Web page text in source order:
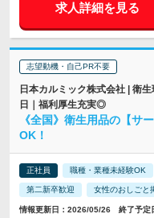
求人詳細を見る
志望動機・自己PR不要
日本カルミック株式会社 | 衛
日｜福利厚生充実◎
《全国》衛生用品の【サ
OK！
正社員 職種・業種未経験OK
第二新卒歓迎 女性のおしごと
情報更新日：2026/05/26 終了予定